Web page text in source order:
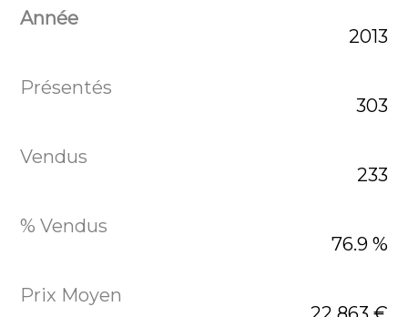
2013
303
233
76.9 %